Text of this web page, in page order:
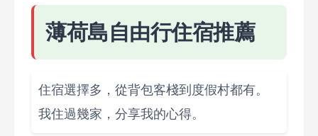
薄荷島自由行住宿推薦
住宿選擇多，從背包客棧到度假村都有。
我住過幾家，分享我的心得。